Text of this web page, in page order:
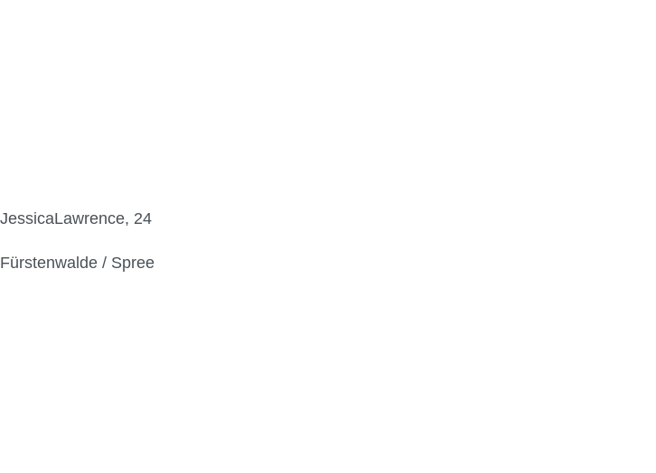
JessicaLawrence, 24
Fürstenwalde / Spree